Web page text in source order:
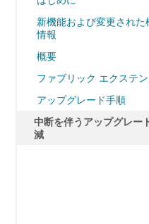
新機能および変更された
情報
概要
ファブリック エクステ
アップグレード手順
中断を伴うアップグレー
減